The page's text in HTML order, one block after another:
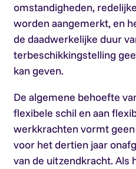
omstandigheden,
worden aangemerkt, en
de daadwerkelijke duur
terbeschikkingstelling
kan geven.
De algemene behoefte
flexibele schil en aan
werkkrachten vormt
voor het dertien jaar
van de uitzendkracht. Als